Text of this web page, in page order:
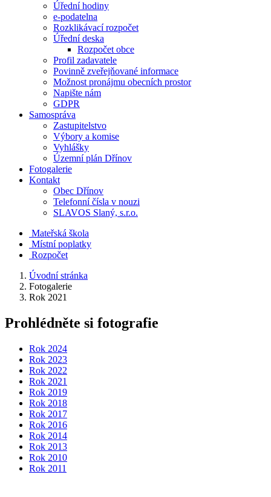
Úřední hodiny
e-podatelna
Rozklikávací rozpočet
Úřední deska
Rozpočet obce
Profil zadavatele
Povinně zveřejňované informace
Možnost pronájmu obecních prostor
Napište nám
GDPR
Samospráva
Zastupitelstvo
Výbory a komise
Vyhlášky
Územní plán Dřínov
Fotogalerie
Kontakt
Obec Dřínov
Telefonní čísla v nouzi
SLAVOS Slaný, s.r.o.
Mateřská škola
Místní poplatky
Rozpočet
Úvodní stránka
Fotogalerie
Rok 2021
Prohlédněte si fotografie
Rok 2024
Rok 2023
Rok 2022
Rok 2021
Rok 2019
Rok 2018
Rok 2017
Rok 2016
Rok 2014
Rok 2013
Rok 2010
Rok 2011